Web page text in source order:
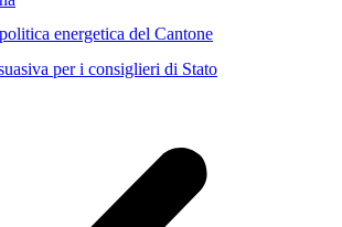
energetica del Cantone
per i consiglieri di Stato